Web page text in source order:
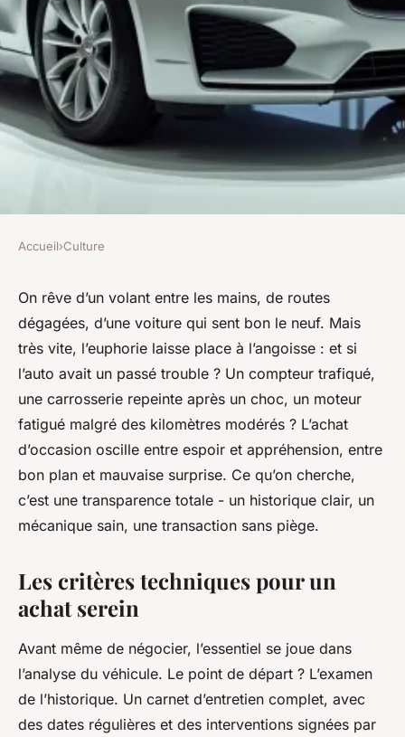
Optimiser votre choix de
véhicules d'occasion en toute
confiance
Dinaïs•13/05/2026 20:40•12 min de lecture
Accueil›Culture
On rêve d’un volant entre les mains, de routes
dégagées, d’une voiture qui sent bon le neuf. Mais
très vite, l’euphorie laisse place à l’angoisse : et si
l’auto avait un passé trouble ? Un compteur trafiqué,
une carrosserie repeinte après un choc, un moteur
fatigué malgré des kilomètres modérés ? L’achat
d’occasion oscille entre espoir et appréhension, entre
bon plan et mauvaise surprise. Ce qu’on cherche,
c’est une transparence totale - un historique clair, un
mécanique sain, une transaction sans piège.
Les critères techniques pour un
achat serein
Avant même de négocier, l’essentiel se joue dans
l’analyse du véhicule. Le point de départ ? L’examen
de l’historique. Un carnet d’entretien complet, avec
des dates régulières et des interventions signées par